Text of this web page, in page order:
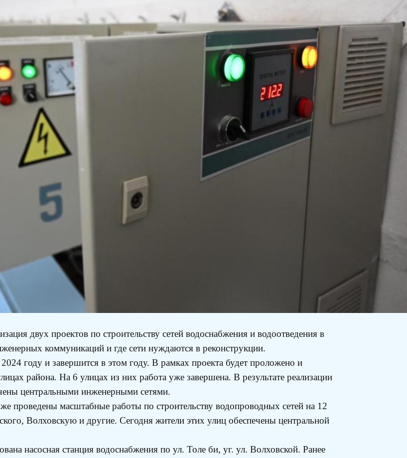
двух проектов по строительству сетей водоснабжения и водоотведения в
коммуникаций и где сети нуждаются в реконструкции.
году и завершится в этом году. В рамках проекта будет проложено и
района. На 6 улицах из них работа уже завершена. В результате реализации
центральными инженерными сетями.
проведены масштабные работы по строительству водопроводных сетей на 12
Волховскую и другие. Сегодня жители этих улиц обеспечены центральной
насосная станция водоснабжения по ул. Толе би, уг. ул. Волховской. Ранее